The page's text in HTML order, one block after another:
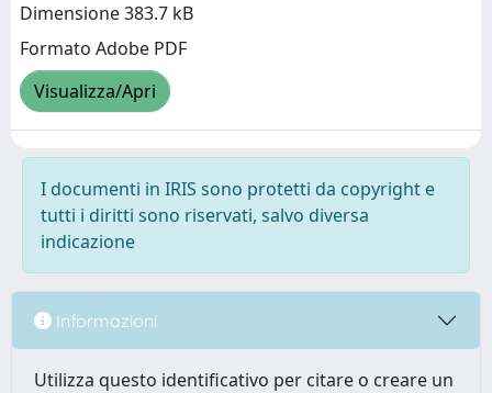
Dimensione 383.7 kB
Formato Adobe PDF
Visualizza/Apri
I documenti in IRIS sono protetti da copyright e
tutti i diritti sono riservati, salvo diversa
indicazione
Informazioni
Utilizza questo identificativo per citare o creare un